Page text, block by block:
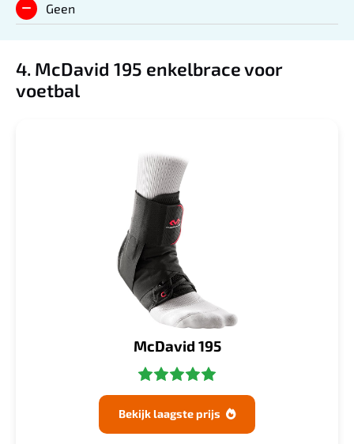
Geen
4. McDavid 195 enkelbrace voor
voetbal
McDavid 195
Bekijk laagste prijs 